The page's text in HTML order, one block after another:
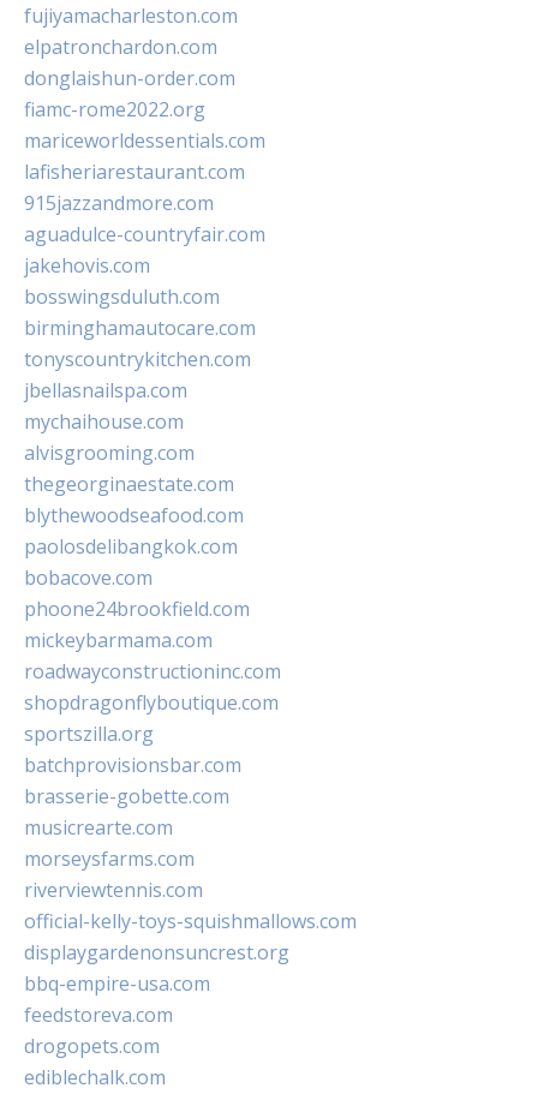
fujiyamacharleston.com
elpatronchardon.com
donglaishun-order.com
fiamc-rome2022.org
mariceworldessentials.com
lafisheriarestaurant.com
915jazzandmore.com
aguadulce-countryfair.com
jakehovis.com
bosswingsduluth.com
birminghamautocare.com
tonyscountrykitchen.com
jbellasnailspa.com
mychaihouse.com
alvisgrooming.com
thegeorginaestate.com
blythewoodseafood.com
paolosdelibangkok.com
bobacove.com
phoone24brookfield.com
mickeybarmama.com
roadwayconstructioninc.com
shopdragonflyboutique.com
sportszilla.org
batchprovisionsbar.com
brasserie-gobette.com
musicrearte.com
morseysfarms.com
riverviewtennis.com
official-kelly-toys-squishmallows.com
displaygardenonsuncrest.org
bbq-empire-usa.com
feedstoreva.com
drogopets.com
ediblechalk.com